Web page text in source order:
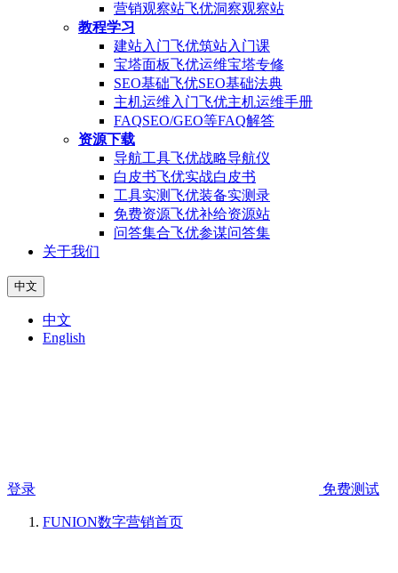
营销观察站飞优洞察观察站
教程学习
建站入门飞优筑站入门课
宝塔面板飞优运维宝塔专修
SEO基础飞优SEO基础法典
主机运维入门飞优主机运维手册
FAQSEO/GEO等FAQ解答
资源下载
导航工具飞优战略导航仪
白皮书飞优实战白皮书
工具实测飞优装备实测录
免费资源飞优补给资源站
问答集合飞优参谋问答集
关于我们
中文
中文
English
登录 免费测试
FUNION数字营销首页